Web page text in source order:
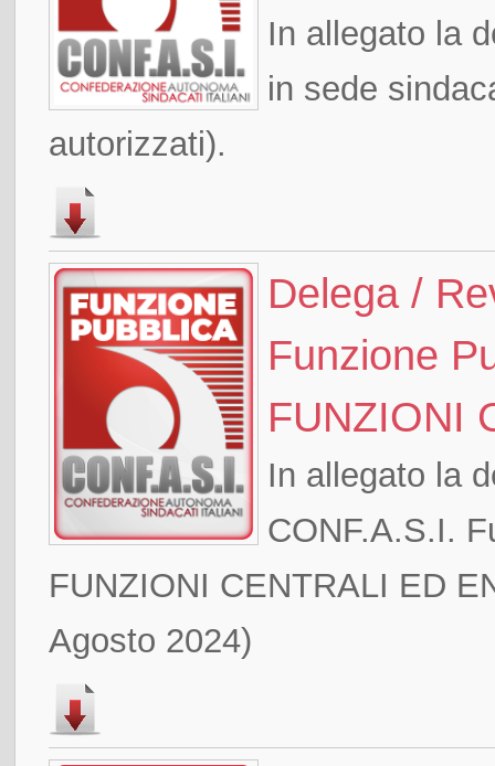
In allegato la
in sede
autorizzati).
Delega /
Funzione
FUNZIONI
In allegato la
CONF.A.S.I.
FUNZIONI CENTRALI ED
Agosto 2024)